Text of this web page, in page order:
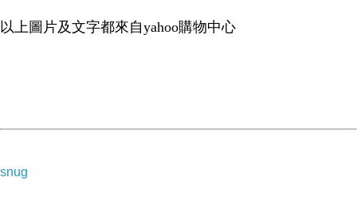
以上圖片及文字都來自yahoo購物中心
snug